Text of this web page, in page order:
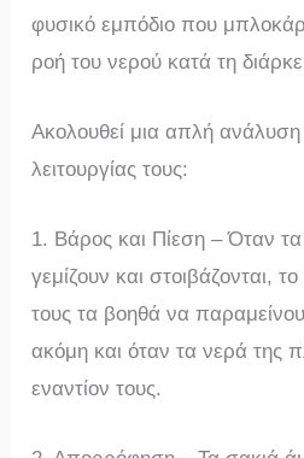
φυσικό εμπόδιο που
ροή του νερού κατά τη
Ακολουθεί μια απλή
λειτουργίας τους:
1. Βάρος και Πίεση – Όταν
γεμίζουν και στοιβάζονται,
τους τα βοηθά να
ακόμη και όταν τα νερά της
εναντίον τους.